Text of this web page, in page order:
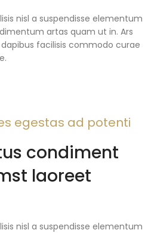
nisl a suspendisse elementum
artas quam ut in. Ars
facilisis commodo curae
egestas ad potenti
condiment
laoreet
nisl a suspendisse elementum